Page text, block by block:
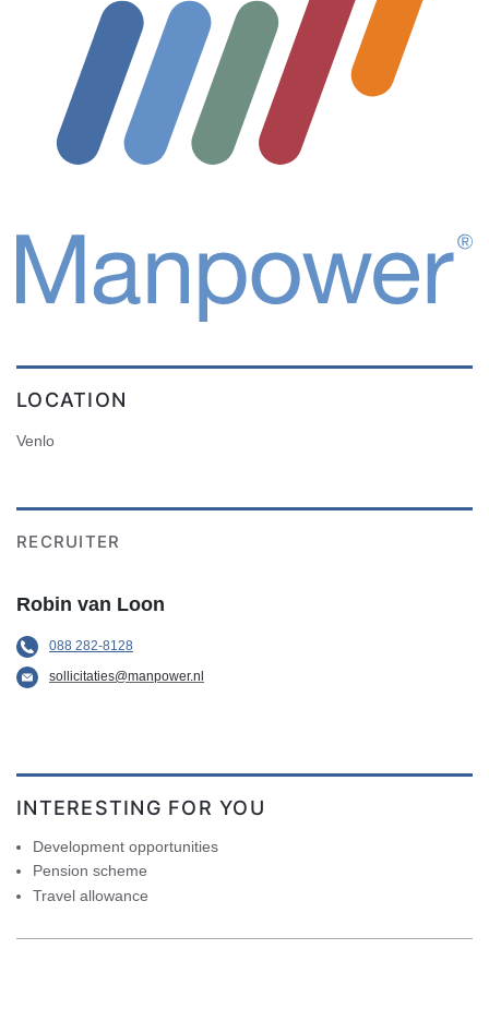
LOCATION
Venlo
RECRUITER
Robin van Loon
088 282-8128
sollicitaties@manpower.nl
INTERESTING FOR YOU
Development opportunities
Pension scheme
Travel allowance